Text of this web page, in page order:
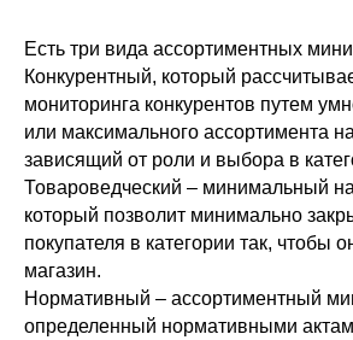
Есть три вида ассортиментных
Конкурентный, который
мониторинга конкурентов путем
или максимального ассортимента
зависящий от роли и выбора в
Товароведческий – минимальный
который позволит минимально
покупателя в категории так, чтобы
магазин.
Нормативный – ассортиментный
определенный нормативными